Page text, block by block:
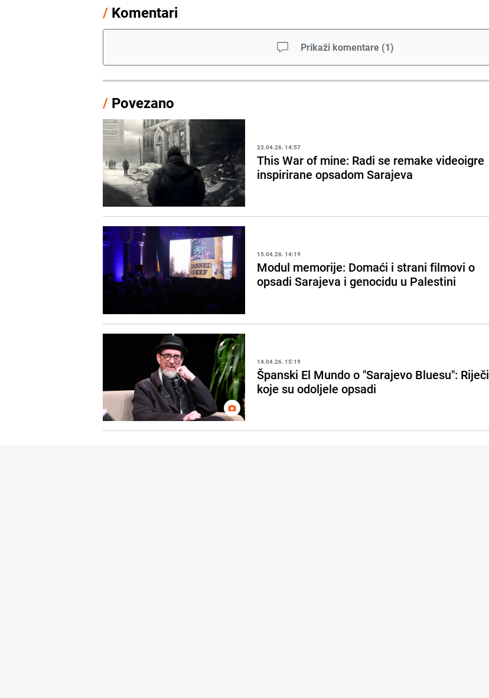
/ Komentari
Prikaži komentare (1)
/ Povezano
23.04.26. 14:57
This War of mine: Radi se remake videoigre
inspirirane opsadom Sarajeva
15.04.26. 14:19
Modul memorije: Domaći i strani filmovi o
opsadi Sarajeva i genocidu u Palestini
14.04.26. 15:19
Španski El Mundo o "Sarajevo Bluesu": Riječi
koje su odoljele opsadi